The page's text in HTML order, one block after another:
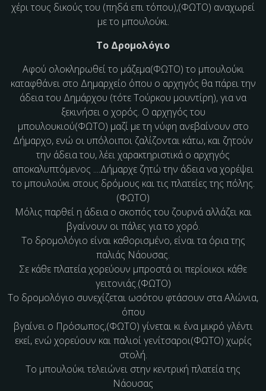
χέρι τους δικούς του (πηδά επι τόπου),(ΦΩΤΟ) αναχωρεί
με το μπουλούκι.
Το Δρομολόγιο
Αφού ολοκληρωθεί το μάζεμα(ΦΩΤΟ) το μπουλούκι
καταφθάνει στο Δημαρχείο όπου ο αρχηγός θα πάρει την
άδεια του Δημάρχου (τότε Τούρκου μουντίρη), για να
ξεκινήσει ο χορός. Ο αρχηγός του
μπουλουκιού(ΦΩΤΟ) μαζί με τη νύφη ανεβαίνουν στο
Δήμαρχο, ενώ οι υπόλοιποι ζαλίζονται κάτω, και ζητούν
την άδεια του, λέει χαρακτηριστικά ο αρχηγός
αποκαλυπτόμενος ....Δήμαρχε ζητώ την άδεια να χορέψει
το μπουλούκι στους δρόμους και τις πλατείες της πόλης.
(ΦΩΤΟ)
Μόλις παρθεί η άδεια ο σκοπός του ζουρνά αλλάζει και
βγαίνουν οι πάλες για το χορό.
Το δρομολόγιο είναι καθορισμένο, είναι τα όρια της
παλιάς Νάουσας.
Σε κάθε πλατεία χορεύουν μπροστά οι περίοικοι κάθε
γειτονιάς.(ΦΩΤΟ)
Το δρομολόγιο συνεχίζεται ωσότου φτάσουν στα Αλώνια,
όπου
βγαίνει ο Πρόσωπος,(ΦΩΤΟ) γίνεται κι ένα μικρό γλέντι
εκεί, ενώ χορεύουν και παλιοί γενίτσαροι(ΦΩΤΟ) χωρίς
στολή.
Το μπουλούκι τελειώνει στην κεντρική πλατεία της
Νάουσας